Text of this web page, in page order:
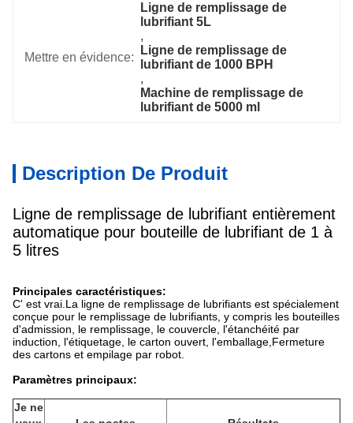
Mettre en évidence:
Ligne de remplissage de
lubrifiant 5L
,
Ligne de remplissage de
lubrifiant de 1000 BPH
,
Machine de remplissage de
lubrifiant de 5000 ml
Description De Produit
Ligne de remplissage de lubrifiant entièrement
automatique pour bouteille de lubrifiant de 1 à
5 litres
Principales caractéristiques:
C' est vrai. La ligne de remplissage de lubrifiants est spécialement
conçue pour le remplissage de lubrifiants, y compris les bouteilles
d'admission, le remplissage, le couvercle, l'étanchéité par
induction, l'étiquetage, le carton ouvert, l'emballage,Fermeture
des cartons et empilage par robot.
Paramètres principaux:
Je ne